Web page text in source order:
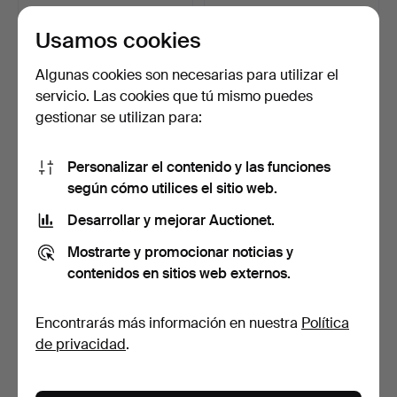
422 USD
baquelita y acero in…
peltre, Gütgzinn, …
5 días
Usamos cookies
Algunas cookies son necesarias para utilizar el
servicio. Las cookies que tú mismo puedes
gestionar se utilizan para:
Personalizar el contenido y las funciones
según cómo utilices el sitio web.
Desarrollar y mejorar Auctionet.
Mostrarte y promocionar noticias y
contenidos en sitios web externos.
Encontrarás más información en nuestra Política
de privacidad.